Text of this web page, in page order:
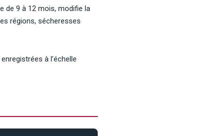
de 9 à 12 mois, modifie la
régions, sécheresses
à l’échelle